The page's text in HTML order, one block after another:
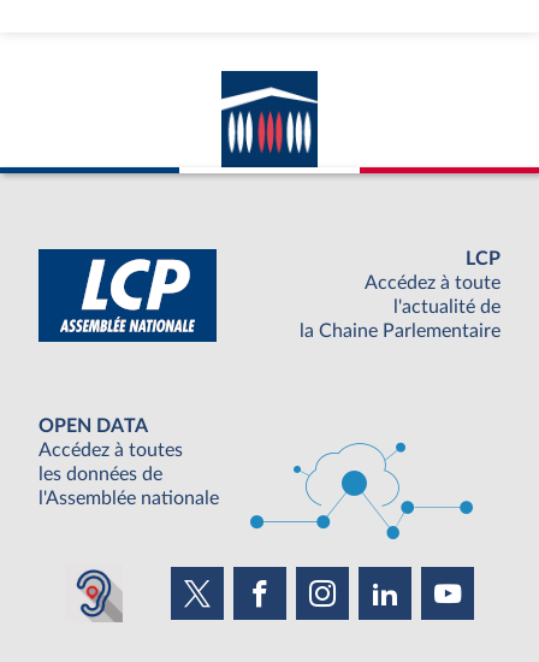
LCP
Accédez à toute
l'actualité de
la Chaine Parlementaire
OPEN DATA
Accédez à toutes
les données de
l'Assemblée nationale